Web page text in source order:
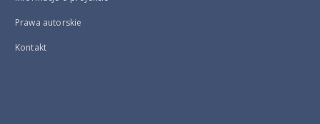
Prawa autorskie
Kontakt